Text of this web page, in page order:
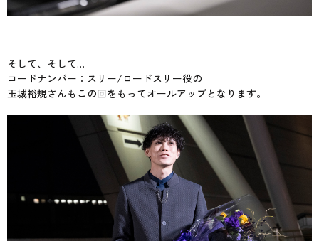
そして、そして…
コードナンバー：スリー/ロードスリー役の
玉城裕規さんもこの回をもってオールアップとなります。